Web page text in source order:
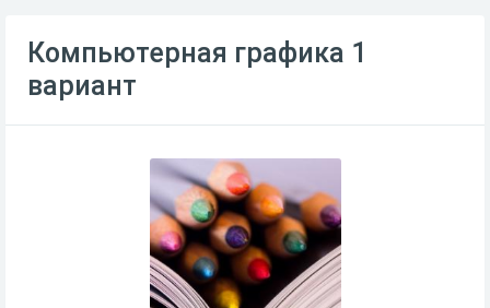
Компьютерная графика 1
вариант